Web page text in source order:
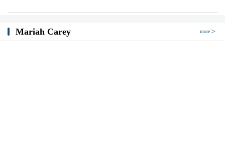
Mariah Carey more